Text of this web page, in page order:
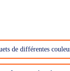
de différentes